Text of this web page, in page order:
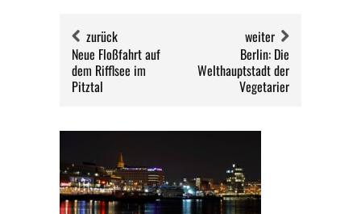
zurück
Neue Floßfahrt auf
dem Rifflsee im
Pitztal
weiter
Berlin: Die
Welthauptstadt der
Vegetarier